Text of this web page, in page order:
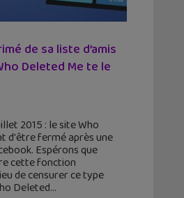
de sa liste d’amis
Deleted Me te le
2015 : le site Who
d'être fermé après une
Espérons que
cette fonction
de censurer ce type
Deleted